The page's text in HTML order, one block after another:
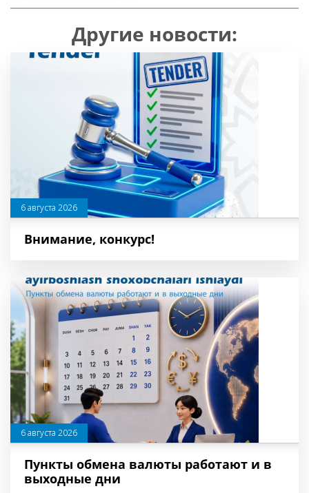
Другие новости:
6 августа 2026
Внимание, конкурс!
6 августа 2026
Пункты обмена валюты работают и в
выходные дни